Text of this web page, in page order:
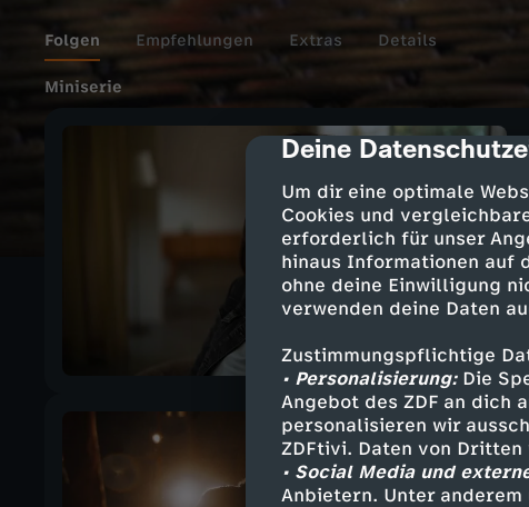
cmp-dialog-
Deine
Um dir eine optimale
Cookies und
erforderlich für unser
hinaus Informationen auf
ohne deine Einwilligung
verwenden deine Daten
Zustimmungspflichtige
• Personalisierung:Die
Angebot des ZDF an dich
personalisieren wir
ZDFtivi. Daten von
• Social Media und
Anbietern. Unter
Folgen Empfehlungen Extras Details
Miniserie